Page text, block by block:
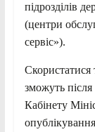
підрозділів
(центри
сервіс»).
зможуть
Кабінету